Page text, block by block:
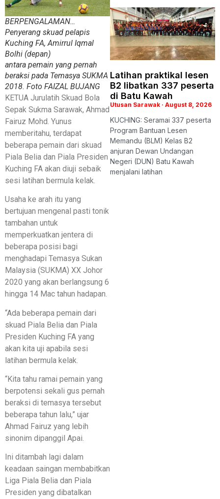
BERPENGALAMAN…
Penyerang skuad pelapis
Kuching FA, Amirrul Iqmal
Bolhi (depan)
antara pemain yang pernah
beraksi pada Temasya SUKMA
2018. Foto FAIZAL BUJANG
KETUA Jurulatih Skuad Bola
Sepak Sukma Sarawak, Ahmad
Fairuz Mohd. Yunus
memberitahu, terdapat
beberapa pemain dari skuad
Piala Belia dan Piala Presiden
Kuching FA akan diuji sebaik
sesi latihan bermula kelak.
Usaha ke arah itu yang
bertujuan mengenal pasti tonik
tambahan untuk
memperkuatkan jentera di
beberapa posisi bagi
menghadapi Temasya Sukan
Malaysia (SUKMA) XX Johor
2020 yang akan berlangsung 6
hingga 14 Mac tahun hadapan.
“Ada beberapa pemain dari
skuad Piala Belia dan Piala
Presiden Kuching FA yang
akan kita uji apabila sesi
latihan bermula kelak.
“Kita tahu ramai pemain yang
berpotensi sekali gus pernah
beraksi di temasya tersebut
beberapa tahun lalu,” ujar
Ahmad Fairuz yang lebih
sinonim dipanggil Apai.
Ini ditambah lagi dalam
keadaan saingan membabitkan
Liga Piala Belia dan Piala
Presiden yang dibatalkan
Latihan praktikal lesen
B2 libatkan 337 peserta
di Batu Kawah
Utusan Sarawak August 8, 2026
KUCHING: Seramai 337 peserta
Program Bantuan Lesen
Memandu (BLM) Kelas B2
anjuran Dewan Undangan
Negeri (DUN) Batu Kawah
menjalani latihan